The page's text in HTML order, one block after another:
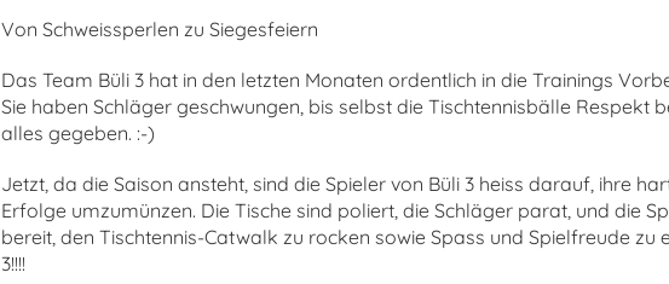
Von Schweissperlen zu Siegesfeiern
Das Team Büli 3 hat in den letzten Monaten ordentlich in die Trainings
Sie haben Schläger geschwungen, bis selbst die Tischtennisbälle Respekt
alles gegeben. :-)
Jetzt, da die Saison ansteht, sind die Spieler von Büli 3 heiss darauf, ihre
Erfolge umzumünzen. Die Tische sind poliert, die Schläger parat, und die
bereit, den Tischtennis-Catwalk zu rocken sowie Spass und Spielfreude zu
3!!!!